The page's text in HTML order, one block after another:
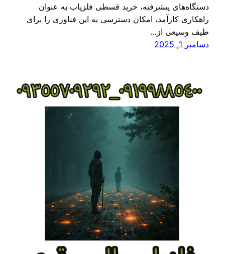
دستگاه‌های پیشرفته، خرید قسطی فلزیاب به عنوان
راهکاری کارآمد، امکان دسترسی به این فناوری را برای
طیف وسیعی از…
دسامبر 1, 2025